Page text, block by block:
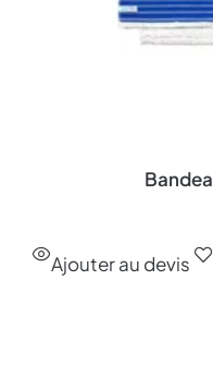
Ajouter au devis